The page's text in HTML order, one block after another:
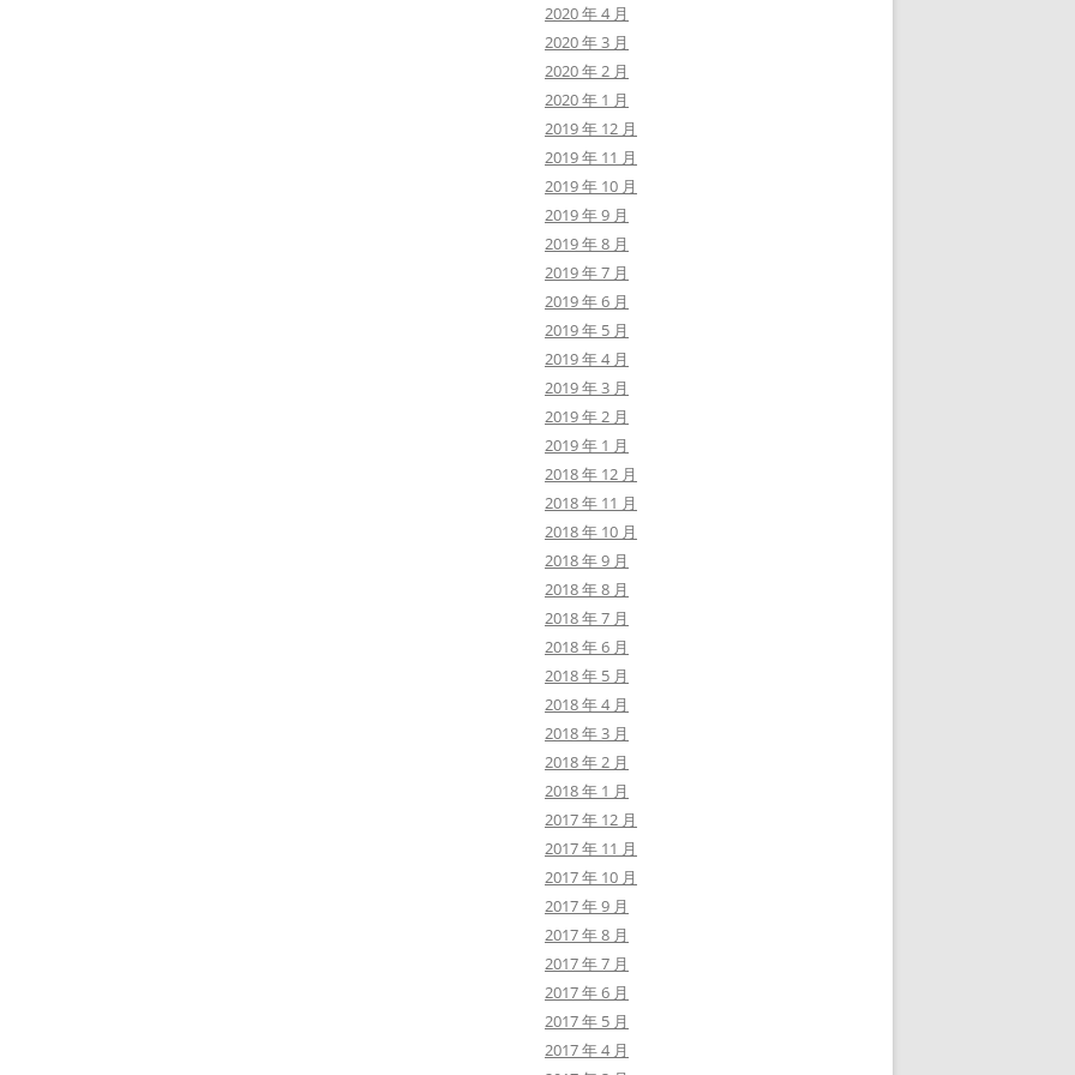
2020 年 4 月
2020 年 3 月
2020 年 2 月
2020 年 1 月
2019 年 12 月
2019 年 11 月
2019 年 10 月
2019 年 9 月
2019 年 8 月
2019 年 7 月
2019 年 6 月
2019 年 5 月
2019 年 4 月
2019 年 3 月
2019 年 2 月
2019 年 1 月
2018 年 12 月
2018 年 11 月
2018 年 10 月
2018 年 9 月
2018 年 8 月
2018 年 7 月
2018 年 6 月
2018 年 5 月
2018 年 4 月
2018 年 3 月
2018 年 2 月
2018 年 1 月
2017 年 12 月
2017 年 11 月
2017 年 10 月
2017 年 9 月
2017 年 8 月
2017 年 7 月
2017 年 6 月
2017 年 5 月
2017 年 4 月